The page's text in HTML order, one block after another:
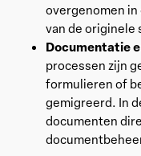
overgenomen
van de originele
Documentatie
processen zijn
formulieren of
gemigreerd. In
documenten